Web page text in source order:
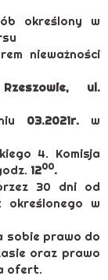
określony w
nieważności
ul.
03.2021r. w
4. Komisja
1200.
30 dni od
określonego w
sobie prawo do
oraz prawo
ofert.